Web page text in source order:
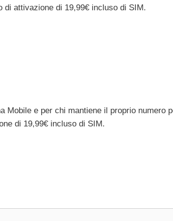
di attivazione di 19,99€ incluso di SIM.
Mobile e per chi mantiene il proprio numero
di 19,99€ incluso di SIM.